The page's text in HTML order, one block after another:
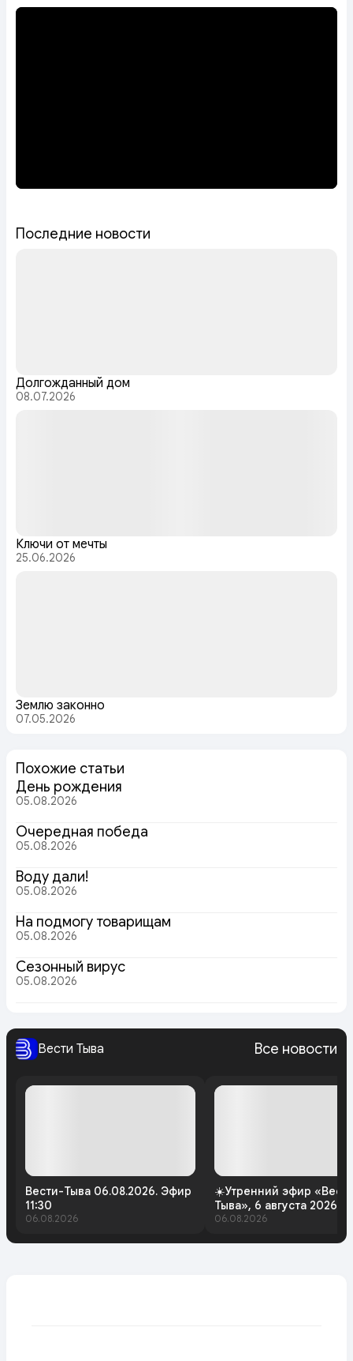
Последние новости
Долгожданный дом
08.07.2026
Ключи от мечты
25.06.2026
Землю законно
07.05.2026
Похожие статьи
День рождения
05.08.2026
Очередная победа
05.08.2026
Воду дали!
05.08.2026
На подмогу товарищам
05.08.2026
Сезонный вирус
05.08.2026
Вести Тыва Все новости
Вести-Тыва 06.08.2026. Эфир
11:30
06.08.2026
☀️Утренний эфир
Тыва», 6 августа 2026
06.08.2026